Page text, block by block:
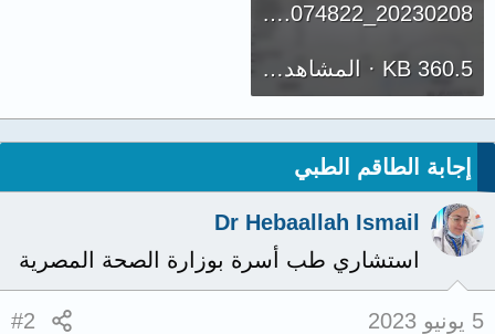
20230208_074822.jpg
360.5 KB · المشاهدات: 161
إجابة الطاقم الطبي
Dr Hebaallah Ismail
استشاري طب أسرة بوزارة الصحة المصرية
5 يونيو 2023 #2